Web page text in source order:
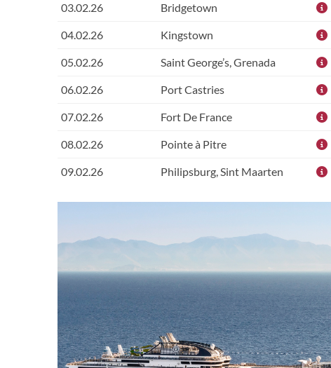
03.02.26 Bridgetown
04.02.26 Kingstown
05.02.26 Saint George’s, Grenada
06.02.26 Port Castries
07.02.26 Fort De France
08.02.26 Pointe à Pitre
09.02.26 Philipsburg, Sint Maarten
10.02.26 Roadtown
13.02.26 Auf See
14.02.26
Fort de France – Zürich /
Genf / Mailand